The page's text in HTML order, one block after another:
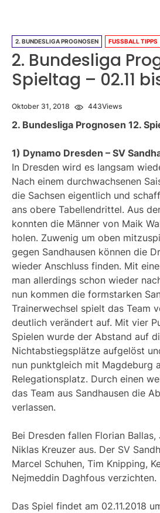
2. BUNDESLIGA PROGNOSEN FUSSBALL TIPPS
2. Bundesliga
Spieltag – 02.11
Oktober 31, 2018 443Views
2. Bundesliga Prognosen 12.
1) Dynamo Dresden – SV
In Dresden wird es langsam
Nach einem durchwachsenen
die Sachsen eigentlich und
ans obere Tabellendrittel. Aus
konnten die Männer von Maik
holen. Zuwenig um oben
gegen Sandhausen können die
wieder Anschluss finden. Mit
man allerdings schon wieder
nun kommen die formstarken
Trainerwechsel spielt das Team
deutlich verändert auf. Mit vier
Spielen wurde der Abstand auf
Nichtabstiegsplätze aufgelöst
nun punktgleich mit Magdeburg
Relegationsplatz. Durch einen
das Team aus Sandhausen die
verlassen.
Bei Dresden fallen Florian
Niklas Kreuzer aus. Der SV
Marcel Schuhen, Tim Knipping,
Nejmeddin Daghfous verzichten.
Das Spiel findet am 02.11.2018